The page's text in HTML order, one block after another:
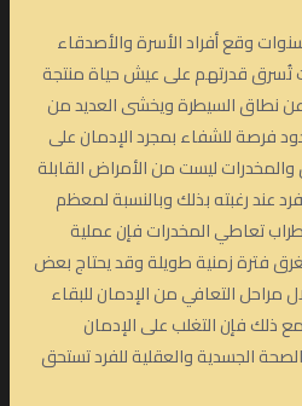
وقع أفراد الأسرة والأصدقاء
تُسرق قدرتهم على عيش حياة منتجة
عن نطاق السيطرة ويخشى العديد من
فرصة للشفاء بمجرد الإدمان على
ليست من الأمراض القابلة
عند رغبته بذلك وبالنسبة لمعظم
تعاطي المخدرات فإن عملية
فترة زمنية طويلة وقد يحتاج بعض
مراحل التعافي من الإدمان للبقاء
ذلك فإن التغلب على الإدمان
الجسدية والعقلية للفرد تستحق